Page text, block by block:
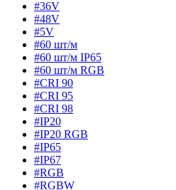
#36V
#48V
#5V
#60 шт/м
#60 шт/м IP65
#60 шт/м RGB
#CRI 90
#CRI 95
#CRI 98
#IP20
#IP20 RGB
#IP65
#IP67
#RGB
#RGBW